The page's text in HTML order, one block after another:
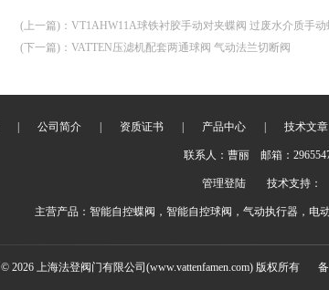
(上一篇) ： VT1AHW11A球铁衬胶手动对夹蝶阀 过废水介质手动
(下一篇) ： VATTEN压滤机配套两通球阀 气动法兰切断阀
公司简介 资质证书 产品中心 技术文章
联系人：曹丽 邮箱：
管理登陆 技术支持：
主营产品：智能自控蝶阀，智能自控球阀，气动执行器，电
© 2026 上海法登阀门有限公司(www.vattenfamen.com) 版权所有